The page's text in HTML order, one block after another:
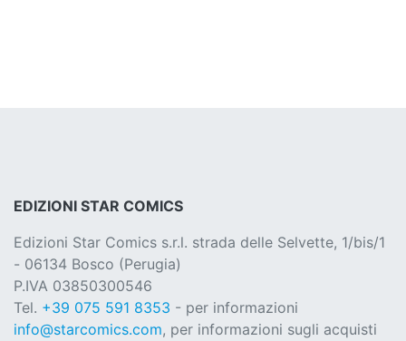
EDIZIONI STAR COMICS
Edizioni Star Comics s.r.l. strada delle Selvette, 1/bis/1
- 06134 Bosco (Perugia)
P.IVA 03850300546
Tel. +39 075 591 8353 - per informazioni
info@starcomics.com, per informazioni sugli acquisti